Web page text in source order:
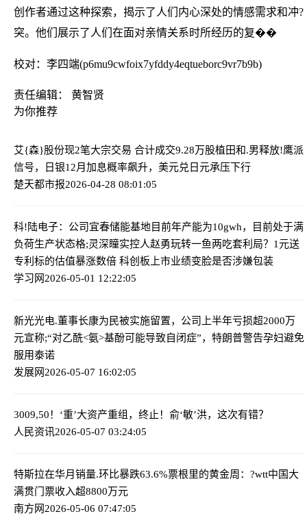
创作者通过这种探索，揭示了人们内心深处的情感需求和冲?
突。他们展示了人们在面对亲情关系时所经历的复��
校对：李四端(p6mu9cwfoix7yfddy4eqtueborc9vr7b9b)
责任编辑： 黄智贤
为你推荐
艾{森}股份现2笔大宗交易 合计成交9.28万股植田和.男释放!鹰派
信号，日银12月加息概率飙升，美元兑日元承压下行
楚天都市报2026-04-28 08:01:05
科!陆电子：公司宜春储能基地目前年产能为10gwh，目前处于满
负荷生产状态格;灵深瞳实控人赵勇玩转一鱼两吃套利局？1元送
专利标的估值暴涨数倍 科创板上市业绩变脸是否涉嫌包装
学习网2026-05-01 12:22:05
新光光电.董事长康为民被实施留置，公司上半年亏损超2000万
元宣称;“对乙酰<氨>基酚可能导致自闭症”，特朗普警告孕妇避免
服用泰诺
发展网2026-05-07 16:02:05
3009,50！‘重’大资产重组，终止！ 俞‘敏’洪，这次有错？
人民资讯2026-05-07 03:24:05
特斯拉在华月销量.环比暴跌63.6%票根里的黄金周：?wtt中国大
满贯门票收入超8800万元
南方网2026-05-06 07:47:05